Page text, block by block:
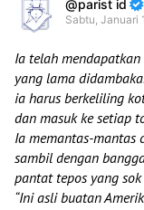
parist id
Sabtu, Januari
Ia telah
yang lama
ia harus berkeliling
dan masuk ke setiap
Ia memantas-mantas
sambil dengan
pantat tepos yang sok
“Ini asli buatan